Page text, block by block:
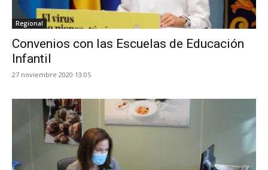
Regional
Convenios con las Escuelas de Educación
Infantil
27 noviembre 2020 13:05